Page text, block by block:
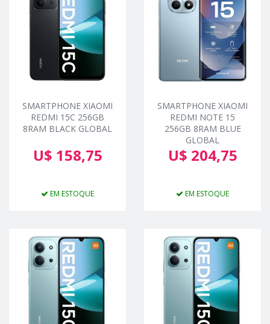
SMARTPHONE XIAOMI
REDMI 15C 256GB
8RAM BLACK GLOBAL
U$ 158,75
EM ESTOQUE
SMARTPHONE XIAOMI
REDMI NOTE 15
256GB 8RAM BLUE
GLOBAL
U$ 204,75
EM ESTOQUE